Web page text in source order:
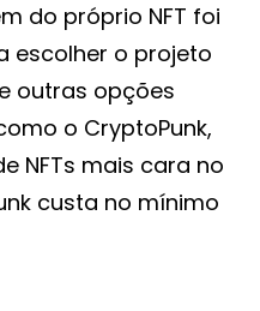
do próprio NFT foi
escolher o projeto
outras opções
o CryptoPunk,
NFTs mais cara no
custa no mínimo